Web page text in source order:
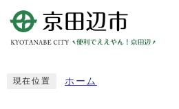
現在位置 ホーム